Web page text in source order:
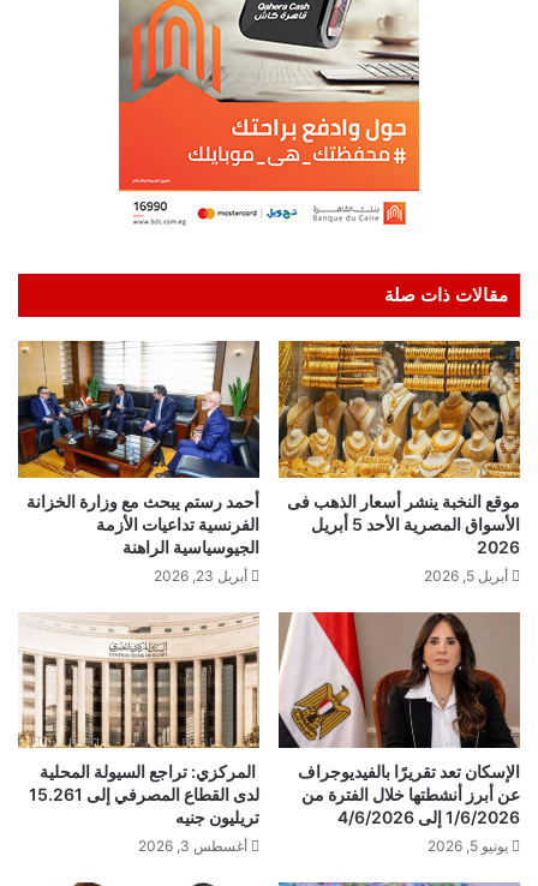
مقالات ذات صلة
موقع النخبة ينشر أسعار الذهب فى
الأسواق المصرية الأحد 5 أبريل
2026
أبريل 5, 2026
أحمد رستم يبحث مع وزارة الخزانة
الفرنسية تداعيات الأزمة
الجيوسياسية الراهنة
أبريل 23, 2026
الإسكان تعد تقريرًا بالفيديوجراف
عن أبرز أنشطتها خلال الفترة من
1/6/2026 إلى 4/6/2026
يونيو 5, 2026
المركزي: تراجع السيولة المحلية
لدى القطاع المصرفي إلى 15.261
تريليون جنيه
أغسطس 3, 2026